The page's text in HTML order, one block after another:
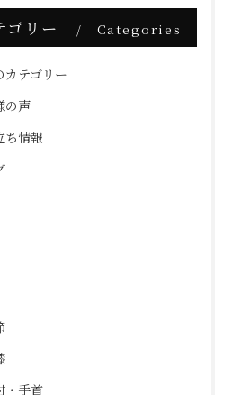
ゴリー Categories
カテゴリー
の声
ち情報
・手首